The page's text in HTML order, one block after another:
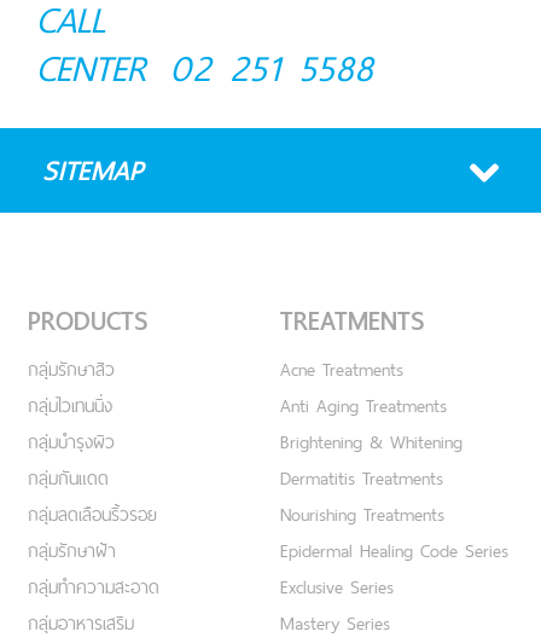
CALL
CENTER 02 251 5588
SITEMAP
PRODUCTS
กลุ่มรักษาสิว
กลุ่มไวเทนนิ่ง
กลุ่มบำรุงผิว
กลุ่มกันแดด
กลุ่มลดเลือนริ้วรอย
กลุ่มรักษาฝ้า
กลุ่มทำความสะอาด
กลุ่มอาหารเสริม
TREATMENTS
Acne Treatments
Anti Aging Treatments
Brightening & Whitening
Dermatitis Treatments
Nourishing Treatments
Epidermal Healing Code Series
Exclusive Series
Mastery Series